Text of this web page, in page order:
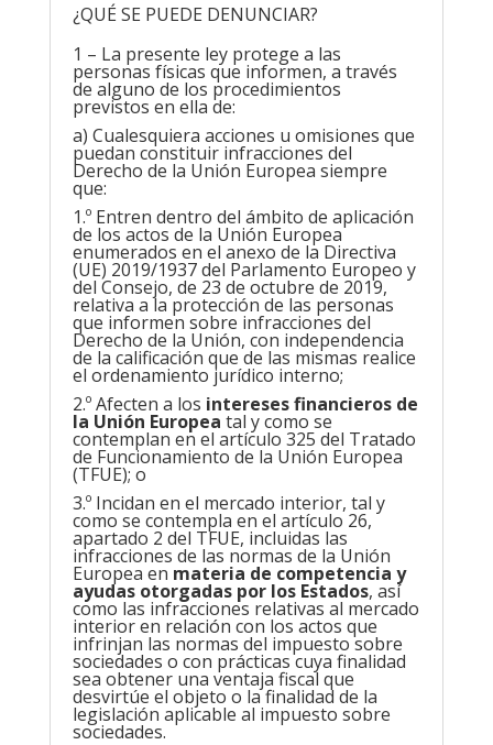
¿QUÉ SE PUEDE DENUNCIAR?
1 – La presente ley protege a las
personas físicas que informen, a través
de alguno de los procedimientos
previstos en ella de:
a) Cualesquiera acciones u omisiones que
puedan constituir infracciones del
Derecho de la Unión Europea siempre
que:
1.º Entren dentro del ámbito de aplicación
de los actos de la Unión Europea
enumerados en el anexo de la Directiva
(UE) 2019/1937 del Parlamento Europeo y
del Consejo, de 23 de octubre de 2019,
relativa a la protección de las personas
que informen sobre infracciones del
Derecho de la Unión, con independencia
de la calificación que de las mismas realice
el ordenamiento jurídico interno;
2.º Afecten a los intereses financieros de
la Unión Europea tal y como se
contemplan en el artículo 325 del Tratado
de Funcionamiento de la Unión Europea
(TFUE); o
3.º Incidan en el mercado interior, tal y
como se contempla en el artículo 26,
apartado 2 del TFUE, incluidas las
infracciones de las normas de la Unión
Europea en materia de competencia y
ayudas otorgadas por los Estados, así
como las infracciones relativas al mercado
interior en relación con los actos que
infrinjan las normas del impuesto sobre
sociedades o con prácticas cuya finalidad
sea obtener una ventaja fiscal que
desvirtúe el objeto o la finalidad de la
legislación aplicable al impuesto sobre
sociedades.